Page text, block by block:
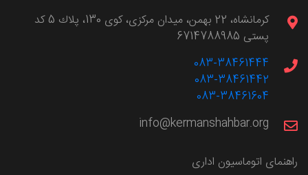
كرمانشاه، 22 بهمن، ميدان مركزی، كوی 130، پلاك 5 کد
پستی 6714788985
083-38461444
083-38461442
083-38461604
info@kermanshahbar.org
راهنمای اتوماسیون اداری